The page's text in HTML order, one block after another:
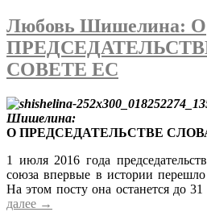
Любовь Шишелина: О
СОВЕТЕ ЕС
Шишелина:
О ПРЕДСЕДАТЕЛЬСТВЕ
1 июля 2016 года
союза впервые в истории
На этом посту она останется до 31
далее →